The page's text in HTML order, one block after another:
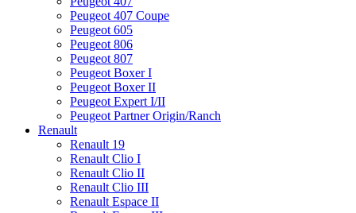
Peugeot 407 Coupe
Peugeot 605
Peugeot 806
Peugeot 807
Peugeot Boxer I
Peugeot Boxer II
Peugeot Expert I/II
Peugeot Partner Origin/Ranch
Renault
Renault 19
Renault Clio I
Renault Clio II
Renault Clio III
Renault Espace II